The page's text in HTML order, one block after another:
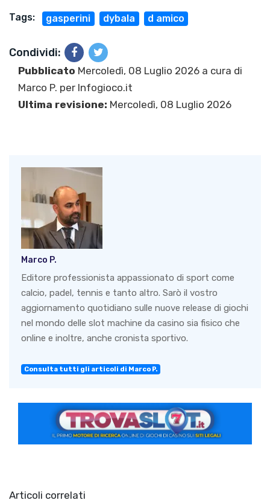
Tags: gasperini dybala d amico
Condividi:
Pubblicato Mercoledì, 08 Luglio 2026 a cura di
Marco P. per Infogioco.it
Ultima revisione: Mercoledì, 08 Luglio 2026
Marco P.
Editore professionista appassionato di sport come
calcio, padel, tennis e tanto altro. Sarò il vostro
aggiornamento quotidiano sulle nuove release di giochi
nel mondo delle slot machine da casino sia fisico che
online e inoltre, anche cronista sportivo.
Consulta tutti gli articoli di Marco P.
Articoli correlati